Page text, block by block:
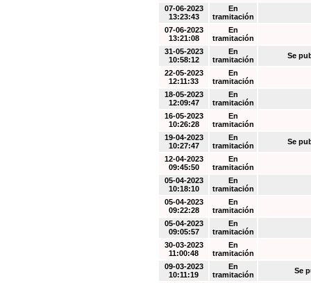
07-06-2023
13:23:43
En
tramitación
07-06-2023
13:21:08
En
tramitación
31-05-2023
10:58:12
En
tramitación
Se
22-05-2023
12:11:33
En
tramitación
18-05-2023
12:09:47
En
tramitación
16-05-2023
10:26:28
En
tramitación
19-04-2023
10:27:47
En
tramitación
Se
12-04-2023
09:45:50
En
tramitación
05-04-2023
10:18:10
En
tramitación
05-04-2023
09:22:28
En
tramitación
05-04-2023
09:05:57
En
tramitación
30-03-2023
11:00:48
En
tramitación
09-03-2023
10:11:19
En
tramitación
Se